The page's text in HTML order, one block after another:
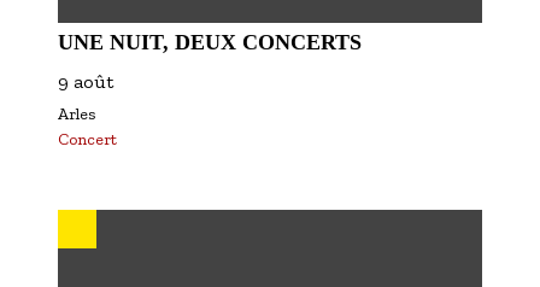
UNE NUIT, DEUX CONCERTS
9 août
Arles
Concert